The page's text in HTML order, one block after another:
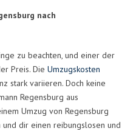
nach
zu beachten, und einer der
Preis. Die Umzugskosten
stark variieren. Doch keine
Regensburg aus
Umzug von Regensburg
dir einen reibungslosen und